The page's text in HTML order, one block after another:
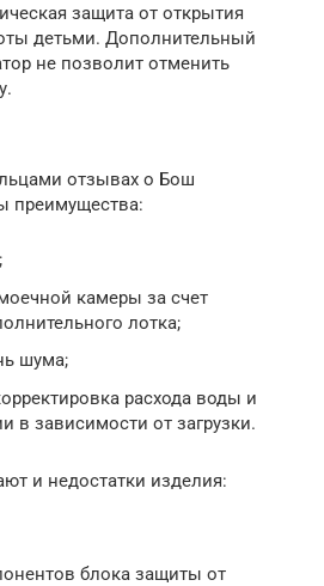
защита от открытия
детьми. Дополнительный
не позволит отменить
отзывах о Бош
преимущества:
камеры за счет
лотка;
шума;
расхода воды и
в зависимости от загрузки.
и недостатки изделия:
блока защиты от